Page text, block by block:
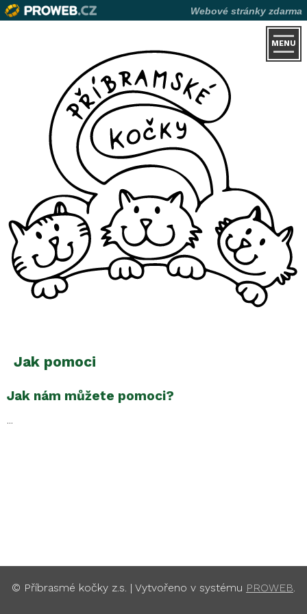
MENU
Jak pomoci
Jak nám můžete pomoci?
...
© Příbrasmé kočky z.s. | Vytvořeno v systému PROWEB.
Webové stránky zdarma